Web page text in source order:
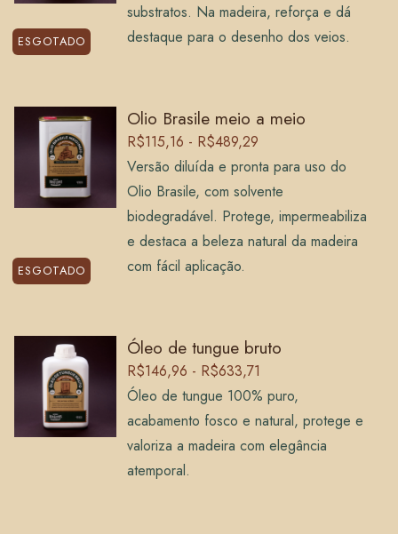
ESGOTADO
substratos. Na madeira, reforça e dá
destaque para o desenho dos veios.
ESGOTADO
Olio Brasile meio a meio
R$115,16 - R$489,29
Versão diluída e pronta para uso do
Olio Brasile, com solvente
biodegradável. Protege, impermeabiliza
e destaca a beleza natural da madeira
com fácil aplicação.
Óleo de tungue bruto
R$146,96 - R$633,71
Óleo de tungue 100% puro,
acabamento fosco e natural, protege e
valoriza a madeira com elegância
atemporal.